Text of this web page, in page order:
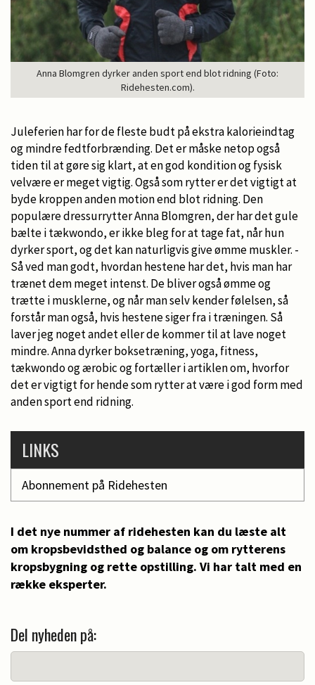
Anna Blomgren dyrker anden sport end blot ridning (Foto:
Ridehesten.com).
Juleferien har for de fleste budt på ekstra kalorieindtag
og mindre fedtforbrænding. Det er måske netop også
tiden til at gøre sig klart, at en god kondition og fysisk
velvære er meget vigtig. Også som rytter er det vigtigt at
byde kroppen anden motion end blot ridning. Den
populære dressurrytter Anna Blomgren, der har det gule
bælte i tækwondo, er ikke bleg for at tage fat, når hun
dyrker sport, og det kan naturligvis give ømme muskler. -
Så ved man godt, hvordan hestene har det, hvis man har
trænet dem meget intenst. De bliver også ømme og
trætte i musklerne, og når man selv kender følelsen, så
forstår man også, hvis hestene siger fra i træningen. Så
laver jeg noget andet eller de kommer til at lave noget
mindre. Anna dyrker boksetræning, yoga, fitness,
tækwondo og ærobic og fortæller i artiklen om, hvorfor
det er vigtigt for hende som rytter at være i god form med
anden sport end ridning.
LINKS
Abonnement på Ridehesten
I det nye nummer af ridehesten kan du læste alt
om kropsbevidsthed og balance og om rytterens
kropsbygning og rette opstilling. Vi har talt med en
række eksperter.
Del nyheden på: